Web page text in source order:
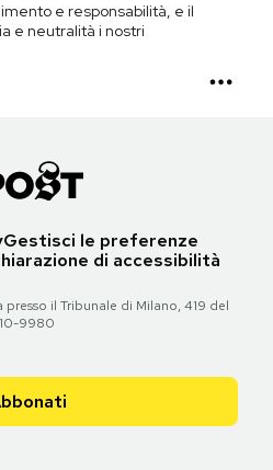
e responsabilità, e il
e neutralità i nostri
Gestisci le preferenze
di accessibilità
il Tribunale di Milano, 419 del
9980